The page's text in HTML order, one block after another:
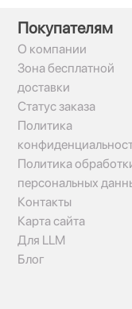
Покупателям
О компании
Зона бесплатной
доставки
Статус заказа
Политика
Политика
персональных
Контакты
Карта сайта
Для LLM
Блог